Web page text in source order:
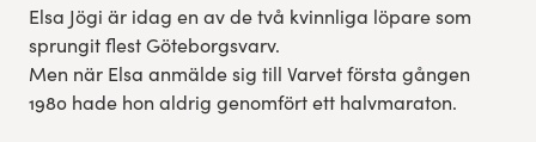
Elsa Jögi är idag en av de två kvinnliga löpare som
sprungit flest Göteborgsvarv.
Men när Elsa anmälde sig till Varvet första gången
1980 hade hon aldrig genomfört ett halvmaraton.